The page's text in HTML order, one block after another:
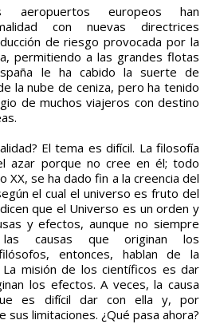
aeropuertos europeos han
con nuevas directrices
de riesgo provocada por la
permitiendo a las grandes flotas
le ha cabido la suerte de
la nube de ceniza, pero ha tenido
de muchos viajeros con destino
El tema es difícil. La filosofía
azar porque no cree en él; todo
XX, se ha dado fin a la creencia del
el cual el universo es fruto del
que el Universo es un orden y
y efectos, aunque no siempre
causas que originan los
entonces, hablan de la
misión de los científicos es dar
los efectos. A veces, la causa
es difícil dar con ella y, por
sus limitaciones. ¿Qué pasa ahora?